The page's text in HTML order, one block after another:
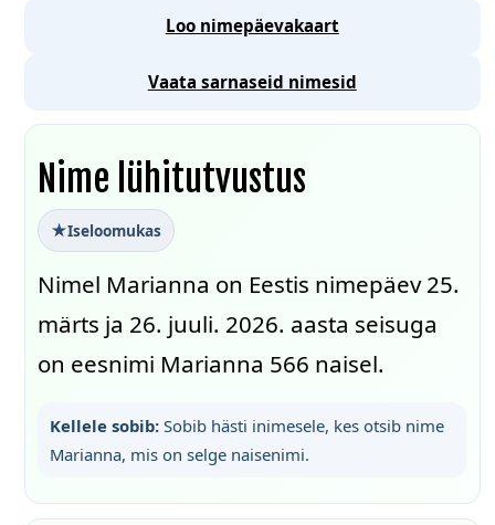
Loo nimepäevakaart
Vaata sarnaseid nimesid
Nime lühitutvustus
Iseloomukas
Nimel Marianna on Eestis nimepäev 25.
märts ja 26. juuli. 2026. aasta seisuga
on eesnimi Marianna 566 naisel.
Kellele sobib:Sobib hästi inimesele, kes otsib nime
Marianna, mis on selge naisenimi.